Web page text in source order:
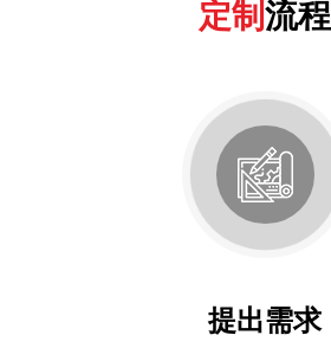
定制 流程
提出需求